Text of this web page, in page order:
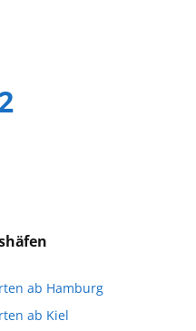
ab Hamburg
ab Kiel